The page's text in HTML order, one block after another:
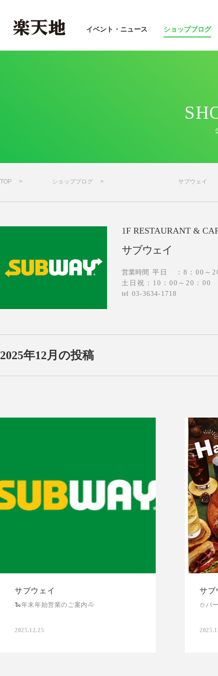
イベント・ニュース ショップブログ
TOP ショップブログ サブウェイ
1F RESTAURANT &
サブウェイ
営業時間 平日 ：8：00～
土日祝：10：00～20：00
tel 03-3634-1718
2025年12月の投稿
サブウェイ
🐍年末年始営業のご案内🐴
2025.12.25
サブ
⛄️パ